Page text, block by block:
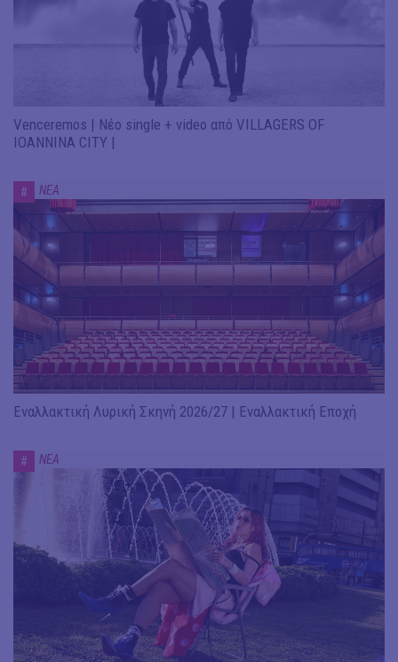
Venceremos | Νέο single + video από VILLAGERS OF
IOANNINA CITY |
# ΝΕΑ
Εναλλακτική Λυρική Σκηνή 2026/27 | Εναλλακτική Εποχή
# ΝΕΑ